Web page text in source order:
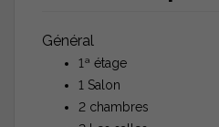
Général
1ª étage
1 Salon
2 chambres